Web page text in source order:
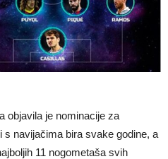
objavila je nominacije za
s navijačima bira svake godine, a
11 nogometaša svih